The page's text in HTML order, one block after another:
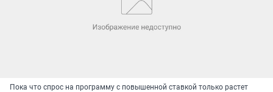
Пока что спрос на программу с повышенной ставкой только растет